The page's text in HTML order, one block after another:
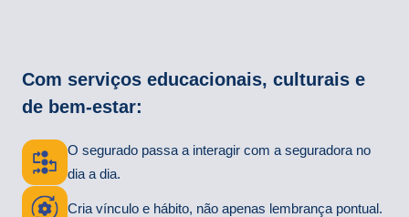
Com serviços educacionais, culturais e
de bem-estar:
O segurado passa a interagir com a seguradora no
dia a dia.
Cria vínculo e hábito, não apenas lembrança pontual.